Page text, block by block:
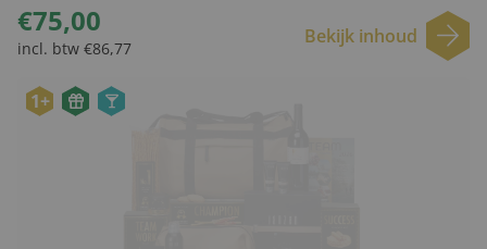
€75,00
incl. btw €86,77
Bekijk inhoud
1+